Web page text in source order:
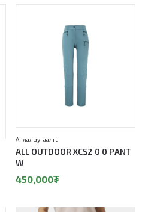
ALL OUTDOOR XCS2 0 0 PANT
W
Аялал зугаалга
450,000₮